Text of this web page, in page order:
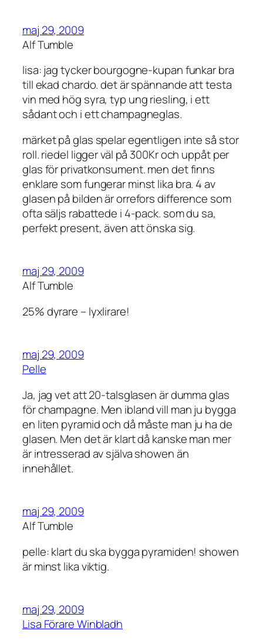
maj 29, 2009
Alf Tumble
lisa: jag tycker bourgogne-kupan funkar bra
till ekad chardo. det är spännande att testa
vin med hög syra, typ ung riesling, i ett
sådant och i ett champagneglas.
märket på glas spelar egentligen inte så stor
roll. riedel ligger väl på 300Kr och uppåt per
glas för privatkonsument. men det finns
enklare som fungerar minst lika bra. 4 av
glasen på bilden är orrefors difference som
ofta säljs rabattede i 4-pack. som du sa,
perfekt present, även att önska sig.
maj 29, 2009
Alf Tumble
25% dyrare – lyxlirare!
maj 29, 2009
Pelle
Ja, jag vet att 20-talsglasen är dumma glas
för champagne. Men ibland vill man ju bygga
en liten pyramid och då måste man ju ha de
glasen. Men det är klart då kanske man mer
är intresserad av själva showen än
innehållet.
maj 29, 2009
Alf Tumble
pelle: klart du ska bygga pyramiden! showen
är minst lika viktig.
maj 29, 2009
Lisa Förare Winbladh